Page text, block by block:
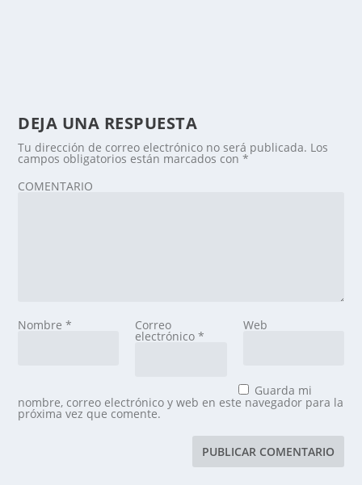
DEJA UNA RESPUESTA
Tu dirección de correo electrónico no será publicada. Los
campos obligatorios están marcados con*
COMENTARIO
Nombre* Correo
electrónico *
Web
Guarda mi
nombre, correo electrónico y web en este navegador para la
próxima vez que comente.